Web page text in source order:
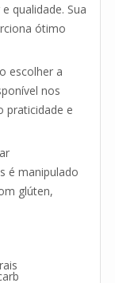
qualidade. Sua
ótimo
escolher a
nos
praticidade e
é manipulado
glúten,